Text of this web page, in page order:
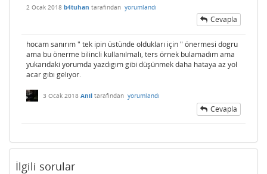
2 Ocak 2018 b4tuhan tarafından yorumlandı
Cevapla
hocam sanırım " tek ipin üstünde oldukları için " önermesi dogru
ama bu önerme bilincli kullanılmalı, ters örnek bulamadım ama
yukarıdaki yorumda yazdıgım gibi düşünmek daha hataya az yol
acar gıbı gelıyor.
3 Ocak 2018 Anil tarafından yorumlandı
Cevapla
İlgili sorular